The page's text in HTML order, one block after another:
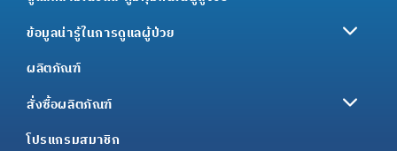
ข้อมูลน่ารู้ในการดูแลผู้ป่วย
ผลิตภัณฑ์
สั่งซื้อผลิตภัณฑ์
โปรแกรมสมาชิก